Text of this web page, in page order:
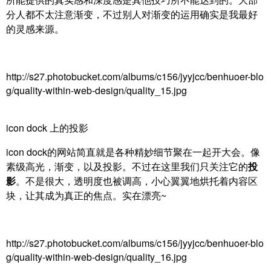
分人都不太注意渐变，不过别人对渐变的运用确实是我最好
的灵感来源。
http://s27.photobucket.com/albums/c156/jyyjcc/benhuoer-blo
g/quality-within-web-design/quality_15.jpg
icon dock 上的投影
icon dock的网站简直就是各种精妙细节聚在一起开大会。像
素级高光，渐变，以及投影。不过在这里我们只关注它的投
影。不是很大，透明度也被调高，小心翼翼地烘托着内容区
块，让其成为真正的焦点。实在漂亮~
http://s27.photobucket.com/albums/c156/jyyjcc/benhuoer-blo
g/quality-within-web-design/quality_16.jpg